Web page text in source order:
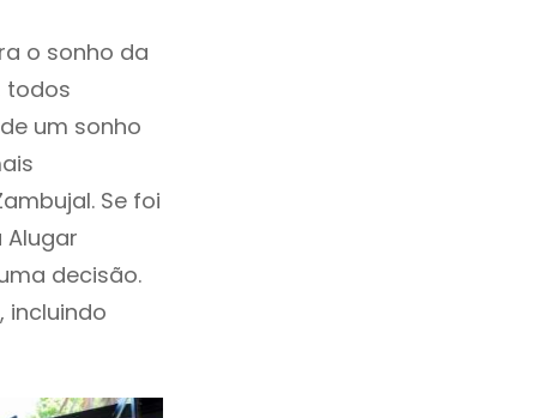
o sonho da
todos
um sonho
Se foi
Alugar
decisão.
, incluindo